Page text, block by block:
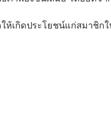
ห้เกิดประโยชน์แก่สมาชิก